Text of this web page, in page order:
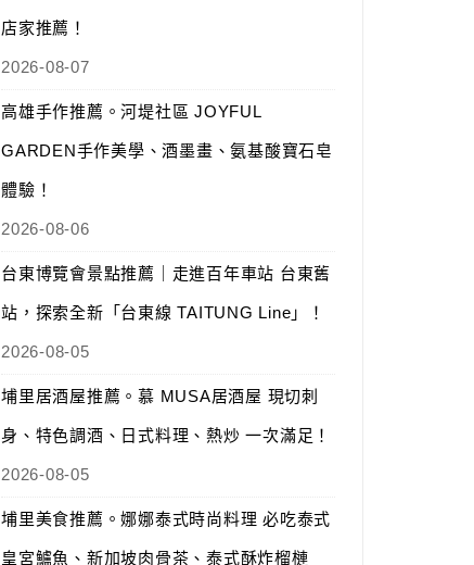
店家推薦！
2026-08-07
高雄手作推薦。河堤社區 JOYFUL
GARDEN手作美學、酒墨畫、氨基酸寶石皂
體驗！
2026-08-06
台東博覽會景點推薦｜走進百年車站 台東舊
站，探索全新「台東線 TAITUNG Line」！
2026-08-05
埔里居酒屋推薦。慕 MUSA居酒屋 現切刺
身、特色調酒、日式料理、熱炒 一次滿足！
2026-08-05
埔里美食推薦。娜娜泰式時尚料理 必吃泰式
皇宮鱸魚、新加坡肉骨茶、泰式酥炸榴槤